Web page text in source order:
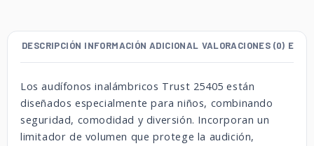
DESCRIPCIÓN INFORMACIÓN ADICIONAL VALORACIONES (0)
Los audífonos inalámbricos Trust 25405 están
diseñados especialmente para niños, combinando
seguridad, comodidad y diversión. Incorporan un
limitador de volumen que protege la audición,